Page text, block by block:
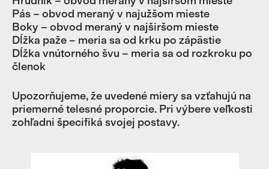
Pás – obvod meraný v najužšom mieste
Boky – obvod meraný v najširšom mieste
Dĺžka paže – meria sa od krku po zápästie
Dĺžka vnútorného švu – meria sa od rozkroku po
členok
Upozorňujeme, že uvedené miery sa vzťahujú na
priemerné telesné proporcie. Pri výbere veľkosti
zohľadni špecifiká svojej postavy.